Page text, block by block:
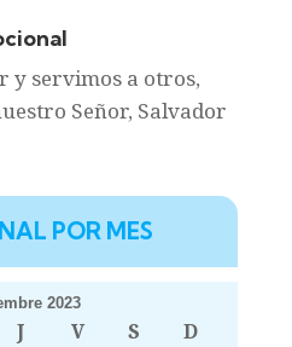
y servimos a otros,
Señor, Salvador
POR MES
2023
J V S
D